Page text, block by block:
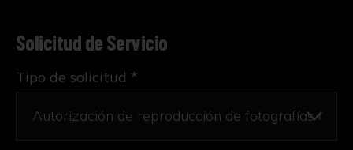
Solicitud de Servicio
Tipo de solicitud *